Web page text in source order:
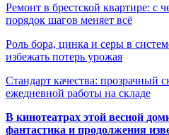
Ремонт в брестской квартире: с
порядок шагов меняет всё
Роль бора, цинка и серы в
избежать потерь урожая
Стандарт качества: прозрачный
ежедневной работы на складе
В кинотеатрах этой весной
фантастика и продолжения